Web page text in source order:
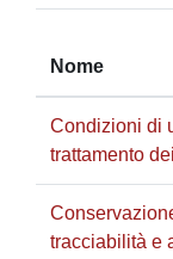
Nome
Condizioni di
trattamento
tracciabilità e